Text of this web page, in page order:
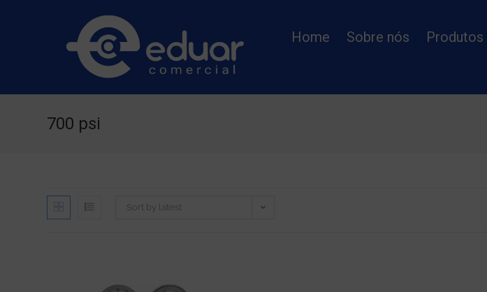
Home Sobre nós Produtos
700 psi
Sort by latest